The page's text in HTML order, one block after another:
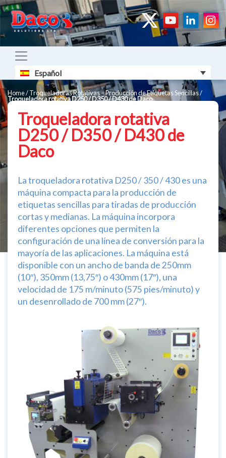
Español
Home/Troqueladoras Rotativas – Producción de Etiquetas Sencillas/
Troqueladora rotativa D250 / D350 / D430 de Daco
Troqueladora rotativa
D250 / D350 / D430 de
Daco
La troqueladora rotativa D250 / 350 / 430 es una
máquina compacta para la producción de
etiquetas sencillas para tiradas de producción
cortas y medianas. La máquina incorpora
diferentes opciones que permiten la
configuración de una línea de conversión para la
mayoría de las aplicaciones. La máquina está
disponible con un ancho de banda de 250mm
(10″), 350mm (13,75″) o 430mm (17″), una
velocidad de 175 m/minuto (575 pies/minuto) y
un desenrollado de 700 mm (27″).